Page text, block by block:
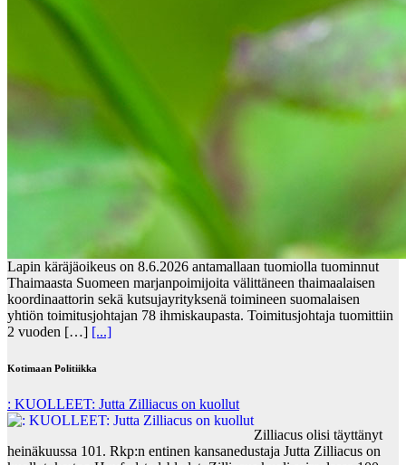
Lapin käräjäoikeus on 8.6.2026 antamallaan tuomiolla tuominnut
Thaimaasta Suomeen marjanpoimijoita välittäneen thaimaalaisen
koordinaattorin sekä kutsujayrityksenä toimineen suomalaisen
yhtiön toimitusjohtajan 78 ihmiskaupasta. Toimitusjohtaja tuomittiin
2 vuoden […] [...]
Kotimaan Politiikka
: KUOLLEET: Jutta Zilliacus on kuollut
Zilliacus olisi täyttänyt
heinäkuussa 101. Rkp:n entinen kansanedustaja Jutta Zilliacus on